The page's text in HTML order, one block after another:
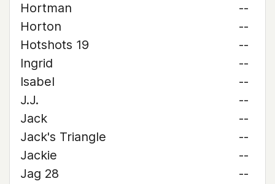
Hortman
--
Horton
--
Hotshots 19
--
Ingrid
--
Isabel
--
J.J.
--
Jack
--
Jack's Triangle
--
Jackie
--
Jag 28
--